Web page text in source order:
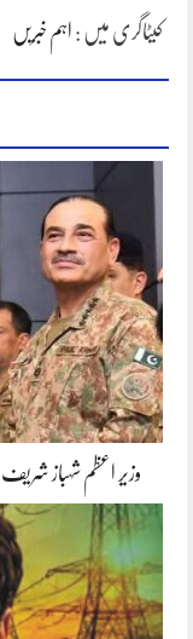
کیٹاگری میں : اہم خبریں
وزیر اعظم شہباز